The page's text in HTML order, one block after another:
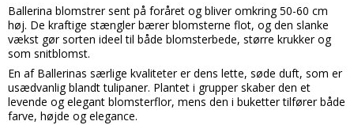
Ballerina blomstrer sent på foråret og bliver omkring 50-60 cm
høj. De kraftige stængler bærer blomsterne flot, og den slanke
vækst gør sorten ideel til både blomsterbede, større krukker og
som snitblomst.
En af Ballerinas særlige kvaliteter er dens lette, søde duft, som er
usædvanlig blandt tulipaner. Plantet i grupper skaber den et
levende og elegant blomsterflor, mens den i buketter tilfører både
farve, højde og elegance.